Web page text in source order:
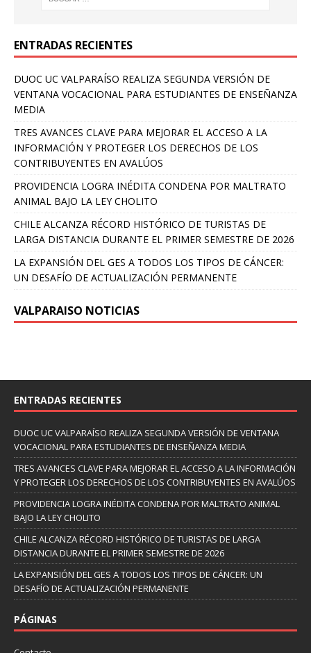
ENTRADAS RECIENTES
DUOC UC VALPARAÍSO REALIZA SEGUNDA VERSIÓN DE
VENTANA VOCACIONAL PARA ESTUDIANTES DE ENSEÑANZA
MEDIA
TRES AVANCES CLAVE PARA MEJORAR EL ACCESO A LA
INFORMACIÓN Y PROTEGER LOS DERECHOS DE LOS
CONTRIBUYENTES EN AVALÚOS
PROVIDENCIA LOGRA INÉDITA CONDENA POR MALTRATO
ANIMAL BAJO LA LEY CHOLITO
CHILE ALCANZA RÉCORD HISTÓRICO DE TURISTAS DE
LARGA DISTANCIA DURANTE EL PRIMER SEMESTRE DE 2026
LA EXPANSIÓN DEL GES A TODOS LOS TIPOS DE CÁNCER:
UN DESAFÍO DE ACTUALIZACIÓN PERMANENTE
VALPARAISO NOTICIAS
ENTRADAS RECIENTES
DUOC UC VALPARAÍSO REALIZA SEGUNDA VERSIÓN DE VENTANA
VOCACIONAL PARA ESTUDIANTES DE ENSEÑANZA MEDIA
TRES AVANCES CLAVE PARA MEJORAR EL ACCESO A LA INFORMACIÓN
Y PROTEGER LOS DERECHOS DE LOS CONTRIBUYENTES EN AVALÚOS
PROVIDENCIA LOGRA INÉDITA CONDENA POR MALTRATO ANIMAL
BAJO LA LEY CHOLITO
CHILE ALCANZA RÉCORD HISTÓRICO DE TURISTAS DE LARGA
DISTANCIA DURANTE EL PRIMER SEMESTRE DE 2026
LA EXPANSIÓN DEL GES A TODOS LOS TIPOS DE CÁNCER: UN
DESAFÍO DE ACTUALIZACIÓN PERMANENTE
PÁGINAS